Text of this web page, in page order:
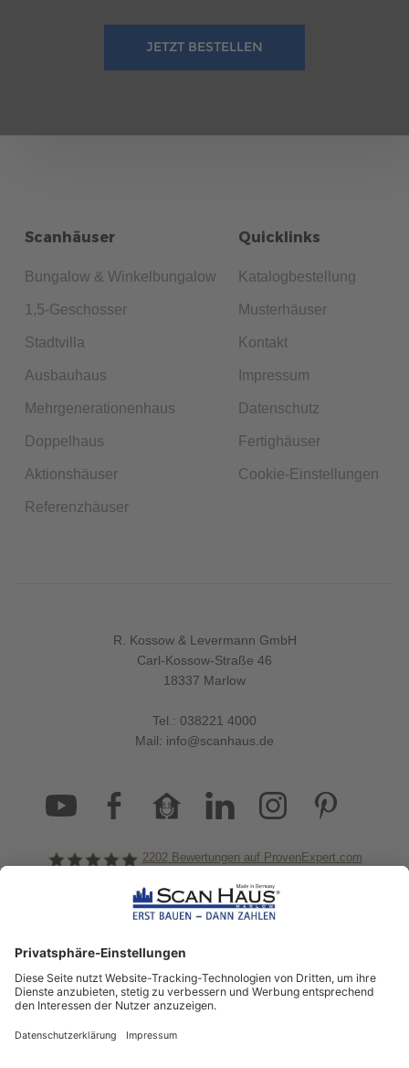
JETZT BESTELLEN
Scanhäuser
Bungalow & Winkelbungalow
1,5-Geschosser
Stadtvilla
Ausbauhaus
Mehrgenerationenhaus
Doppelhaus
Aktionshäuser
Referenzhäuser
Quicklinks
Katalogbestellung
Musterhäuser
Kontakt
Impressum
Datenschutz
Fertighäuser
Cookie-Einstellungen
R. Kossow & Levermann GmbH
Carl-Kossow-Straße 46
18337 Marlow
Tel.: 038221 4000
Mail: info@scanhaus.de
ScanHaus Marlow
2202 Bewertungen auf ProvenExpert.com
informiert!
Aktuelle News rund um ScanHaus &
das Thema Hausbau